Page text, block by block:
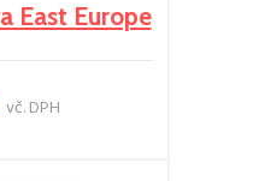
East Europe
vč. DPH